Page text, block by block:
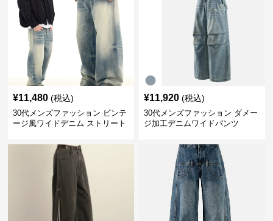
¥11,480 (税込)
30代メンズファッション ビンテ
ージ風ワイドデニム ストリート
¥11,920 (税込)
30代メンズファッション ダメー
ジ加工デニムワイドパンツ